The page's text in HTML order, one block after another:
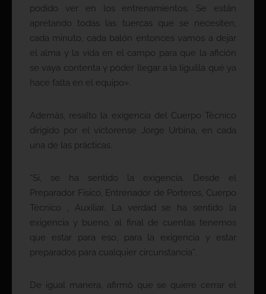
podido ver en los entrenamientos. Se están
apretando todas las tuercas que se necesiten,
cada minuto, cada balón entonces vamos a dejar
el alma y la vida en el campo para que la afición
se vaya contenta y poder llegar a la liguilla qué ya
hace falta en el equipo».
Además, resalto la exigencia del Cuerpo Técnico
dirigido por el victorense Jorge Urbina, en cada
una de las prácticas.
“Si, se ha sentido la exigencia. Desde el
Preparador Físico, Entrenador de Porteros, Cuerpo
Técnico , Auxiliar. La verdad se ha sentido la
exigencia y bueno, al final de cuentas tenemos
que estar para eso, para la exigencia y estar
preparados para cualquier circunstancia”.
De igual manera, afirmó que se quiere cerrar el